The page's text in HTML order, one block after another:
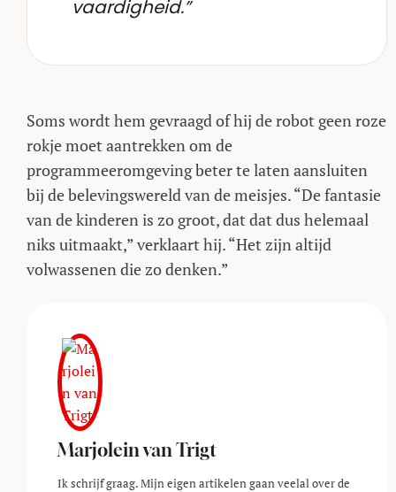
vaardigheid.”
Soms wordt hem gevraagd of hij de robot geen roze
rokje moet aantrekken om de
programmeeromgeving beter te laten aansluiten
bij de belevingswereld van de meisjes. “De fantasie
van de kinderen is zo groot, dat dat dus helemaal
niks uitmaakt,” verklaart hij. “Het zijn altijd
volwassenen die zo denken.”
Marjolein van Trigt
Ik schrijf graag. Mijn eigen artikelen gaan veelal over de